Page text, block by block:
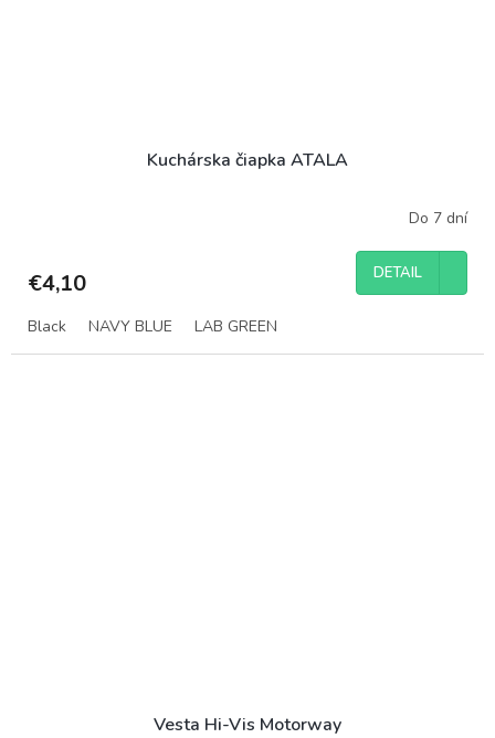
Kuchárska čiapka ATALA
Do 7 dní
€4,10 DETAIL
Black NAVY BLUE LAB GREEN
Vesta Hi-Vis Motorway